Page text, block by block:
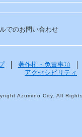
でのお問い合わせ
著作権・免責事項
アクセシビリティ
Azumino City. All